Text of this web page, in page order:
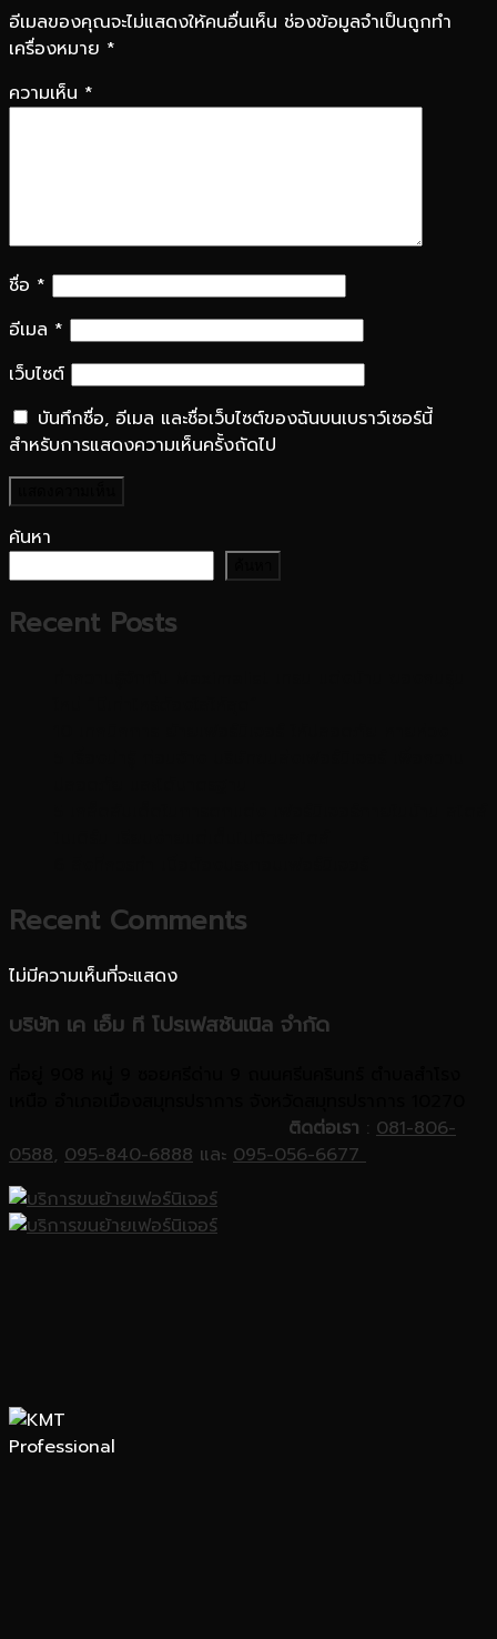
อีเมลของคุณจะไม่แสดงให้คนอื่นเห็น ช่องข้อมูลจำเป็นถูกทำ
เครื่องหมาย *
ความเห็น *
ชื่อ *
อีเมล *
เว็บไซต์
บันทึกชื่อ, อีเมล และชื่อเว็บไซต์ของฉันบนเบราว์เซอร์นี้
สำหรับการแสดงความเห็นครั้งถัดไป
ค้นหา
Recent Posts
Recent Comments
ไม่มีความเห็นที่จะแสดง
บริษัท เค เอ็ม ที โปรเฟสชันเนิล จำกัด
ติดต่อเรา : 081-806-
0588, 095-840-6888 และ 095-056-6677